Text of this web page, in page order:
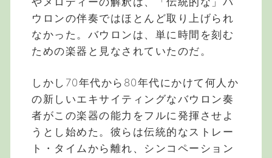
ウロンの伴奏ではほとんど取り上げられ
なかった。バウロンは、単に時間を刻む
ための楽器と見なされていたのだ。
しかし70年代から80年代にかけて何人か
の新しいエキサイティングなバウロン奏
者がこの楽器の能力をフルに発揮させよ
うとし始めた。彼らは伝統的なストレー
ト・タイムから離れ、シンコペーション